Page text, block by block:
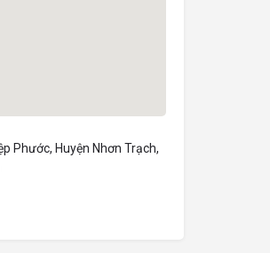
Phước, Huyện Nhơn Trạch,